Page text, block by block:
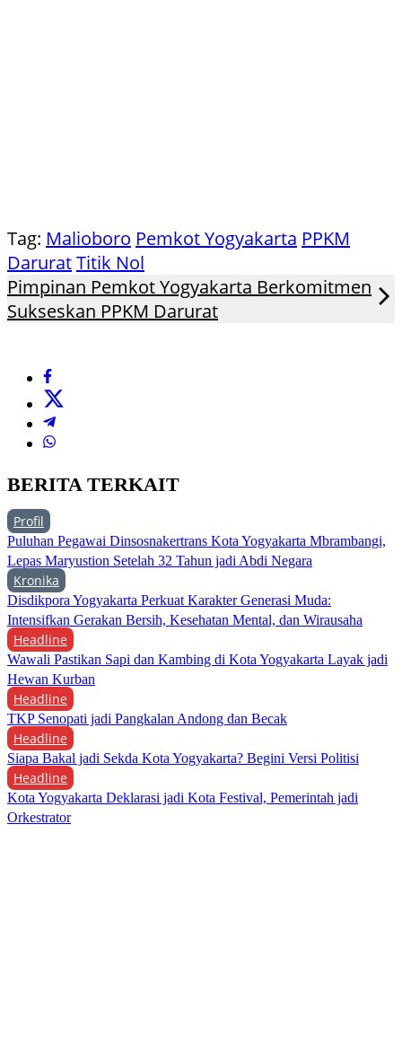
Tag: Malioboro Pemkot Yogyakarta PPKM
DaruratTitik Nol
Pimpinan Pemkot Yogyakarta Berkomitmen
Sukseskan PPKM Darurat
BERITA TERKAIT
Profil
Puluhan Pegawai Dinsosnakertrans Kota Yogyakarta Mbrambangi,
Lepas Maryustion Setelah 32 Tahun jadi Abdi Negara
Kronika
Disdikpora Yogyakarta Perkuat Karakter Generasi Muda:
Intensifkan Gerakan Bersih, Kesehatan Mental, dan Wirausaha
Headline
Wawali Pastikan Sapi dan Kambing di Kota Yogyakarta Layak jadi
Hewan Kurban
Headline
TKP Senopati jadi Pangkalan Andong dan Becak
Headline
Siapa Bakal jadi Sekda Kota Yogyakarta? Begini Versi Politisi
Headline
Kota Yogyakarta Deklarasi jadi Kota Festival, Pemerintah jadi
Orkestrator